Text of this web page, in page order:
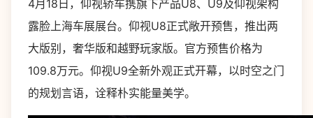
4月18日，仰视轿车携旗下产品U8、U9及仰视架构
露脸上海车展展台。仰视U8正式敞开预售，推出两
大版别，奢华版和越野玩家版。官方预售价格为
109.8万元。仰视U9全新外观正式开幕，以时空之门
的规划言语，诠释朴实能量美学。